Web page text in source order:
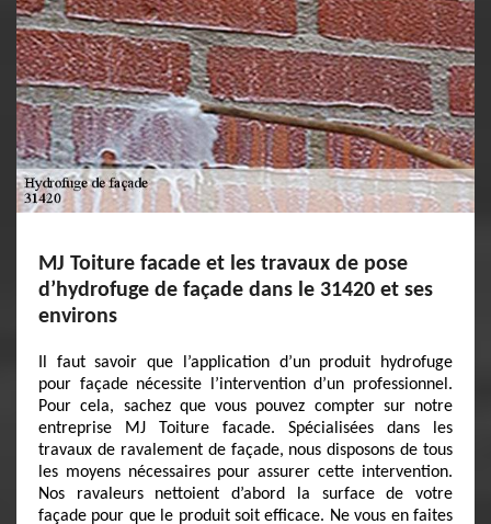
MJ Toiture facade et les travaux de pose
d’hydrofuge de façade dans le 31420 et ses
environs
Il faut savoir que l’application d’un produit hydrofuge
pour façade nécessite l’intervention d’un professionnel.
Pour cela, sachez que vous pouvez compter sur notre
entreprise MJ Toiture facade. Spécialisées dans les
travaux de ravalement de façade, nous disposons de tous
les moyens nécessaires pour assurer cette intervention.
Nos ravaleurs nettoient d’abord la surface de votre
façade pour que le produit soit efficace. Ne vous en faites